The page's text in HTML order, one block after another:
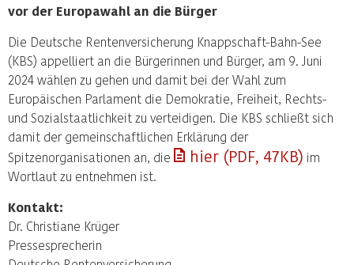
vor der Europawahl an die Bürger
Die Deutsche Rentenversicherung Knappschaft-Bahn-See
(KBS) appelliert an die Bürgerinnen und Bürger, am 9. Juni
2024 wählen zu gehen und damit bei der Wahl zum
Europäischen Parlament die Demokratie, Freiheit, Rechts-
und Sozialstaatlichkeit zu verteidigen. Die KBS schließt sich
damit der gemeinschaftlichen Erklärung der
Spitzenorganisationen an, die
hier (PDF, 47KB) im
Wortlaut zu entnehmen ist.
Kontakt:
Dr. Christiane Krüger
Pressesprecherin